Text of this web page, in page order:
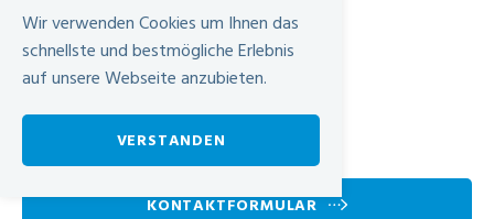
Sekretariat Onkologie & Hämatologie
Urdorferstrasse 100
+41 44 733 22 48
onkologie@spital-limmattal.ch
KONTAKTFORMULAR
Wir verwenden Cookies um Ihnen das
schnellste und bestmögliche Erlebnis
auf unsere Webseite anzubieten.
VERSTANDEN
-